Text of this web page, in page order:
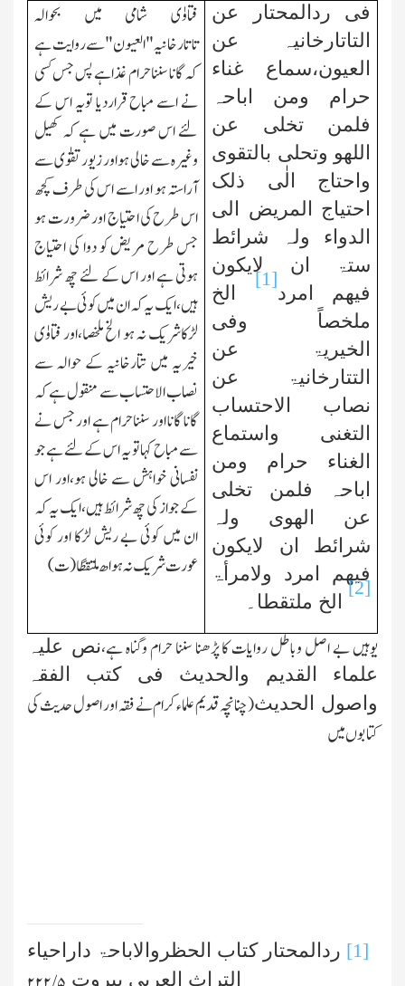
فی ردالمحتار عن
التاتارخانیہ عن
العیون،سماع غناء
حرام ومن اباحہ
فلمن تخلی عن
اللھو وتحلی بالتقوی
واحتاج الٰی ذلک
احتیاج المریض الی
الدواء ولہ شرائط
ستۃ ان لایکون
فیھم امرد
[1]
الخ
ملخصاً وفی
الخیریۃ عن
التتارخانیۃ عن
نصاب الاحتساب
التغنی واستماع
الغناء حرام ومن
اباحہ فلمن تخلی
عن الھوی ولہ
شرائط ان لایکون
فیھم امرد ولامرأۃ
[2]
الخ ملتقطا۔
فتاوٰی شامی میں بحوالہ
تاتارخانیہ"العیون"سے روایت ہے
کہ گانا سنناحرام غذاہے پس جس کسی
نے اسے مباح قراردیا تویہ اس کے
لئے اس صورت میں ہے کہ کھیل
وغیرہ سے خالی ہو اور زیور تقوٰی سے
آراستہ ہو اور اسے اس کی طرف کچھ
اس طرح کی احتیاج اور ضرورت ہو
جس طرح مریض کو دوا کی احتیاج
ہوتی ہے اور اس کے لئے چھ شرائط
ہیں،ایک یہ کہ ان میں کوئی بے ریش
لڑکاشریک نہ ہو الخ ملخصا،اور فتاوٰی
خیریہ میں تتارخانیہ کے حوالہ سے
نصاب الاحتساب سے منقول ہے کہ
گانا گانا اور سنناحرام ہے اور جس نے
سے مباح کہا تو یہ اس کے لئے ہے جو
نفسانی خواہش سے خالی ہو،اور اس
کے جواز کی چھ شرائط ہیں،ایک یہ کہ
ان میں کوئی بے ریش لڑکا اور کوئی
عورت شریک نہ ہواھ ملتقطًا(ت)
یوہیں بے اصل وباطل روایات کا پڑھنا سننا حرام وگناہ ہے،نص علیہ
علماء القدیم والحدیث فی کتب الفقہ
واصول الحدیث(چنانچہ قدیم علماء کرام نے فقہ اور اصول حدیث کی
کتابوں میں
[1] ردالمحتار کتاب الحظروالاباحۃ داراحیاء
التراث العربی بیروت